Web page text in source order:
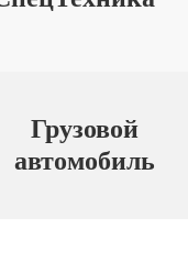
Грузовой
автомобиль